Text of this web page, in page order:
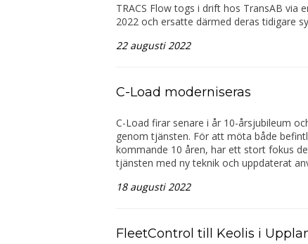
TRACS Flow togs i drift hos TransAB via
2022 och ersatte därmed deras tidigare
22 augusti 2022
C-Load moderniseras
C-Load firar senare i år 10-årsjubileum
genom tjänsten. För att möta både
kommande 10 åren, har ett stort fokus
tjänsten med ny teknik och uppdaterat
18 augusti 2022
FleetControl till Keolis i